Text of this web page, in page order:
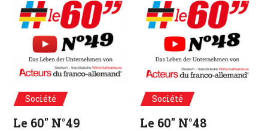
Société
Le 60" N°49
Société
Le 60" N°48